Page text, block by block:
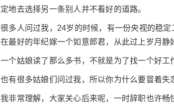
定地去选择另一条别人并不看好的道路。
很多人问过我，24岁的时候，有一份央视的稳
在最好的年纪嫁一个如意郎君，从此过上岁月静
一个姑娘读了那么多书，不就是为了找一个好工
也有很多姑娘们问过我，所以你为什么要冒着
我非常理解，大家关心后来呢，一时辞职也许畅